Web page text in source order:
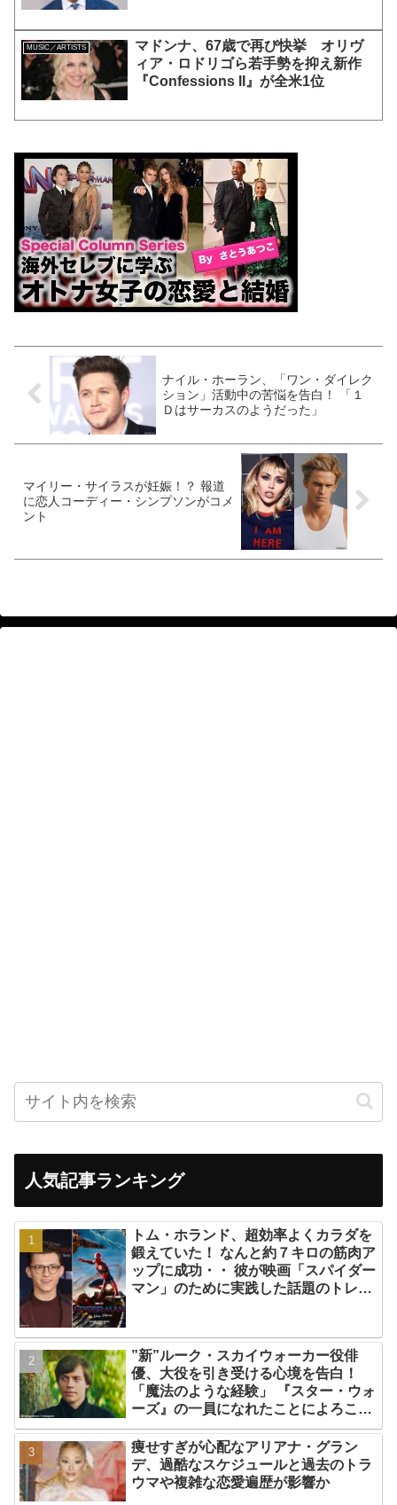
MUSIC／ARTISTS
マドンナ、67歳で再び快挙 オリヴ
ィア・ロドリゴら若手勢を抑え新作
『Confessions II』が全米1位
ナイル・ホーラン、「ワン・ダイレク
ション」活動中の苦悩を告白！ 「１
Ｄはサーカスのようだった」
マイリー・サイラスが妊娠！？ 報道
に恋人コーディー・シンプソンがコメ
ント
人気記事ランキング
トム・ホランド、超効率よくカラダを
鍛えていた！ なんと約７キロの筋肉ア
ップに成功・・ 彼が映画「スパイダー
マン」のために実践した話題のトレー
”新”ルーク・スカイウォーカー役俳
優、大役を引き受ける心境を告白！
「魔法のような経験」 『スター・ウォ
ーズ』の一員になれたことによろこび
爆発
痩せすぎが心配なアリアナ・グラン
デ、過酷なスケジュールと過去のトラ
ウマや複雑な恋愛遍歴が影響か